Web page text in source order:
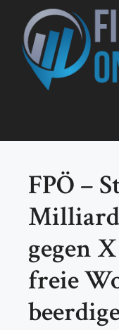
Inhalt
springen
FPÖ –
gegen
freie